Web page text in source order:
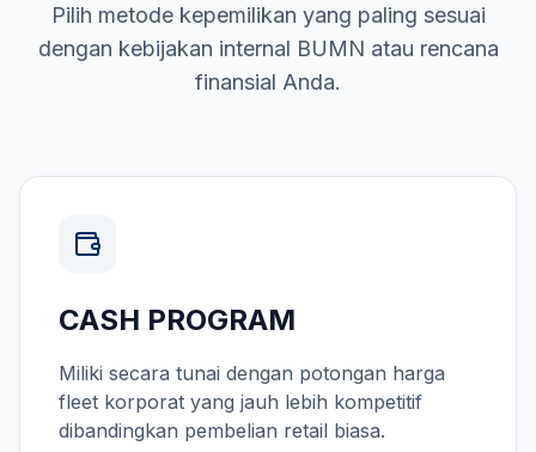
Pilih metode kepemilikan yang paling sesuai
dengan kebijakan internal BUMN atau rencana
finansial Anda.
CASH PROGRAM
Miliki secara tunai dengan potongan harga
fleet korporat yang jauh lebih kompetitif
dibandingkan pembelian retail biasa.